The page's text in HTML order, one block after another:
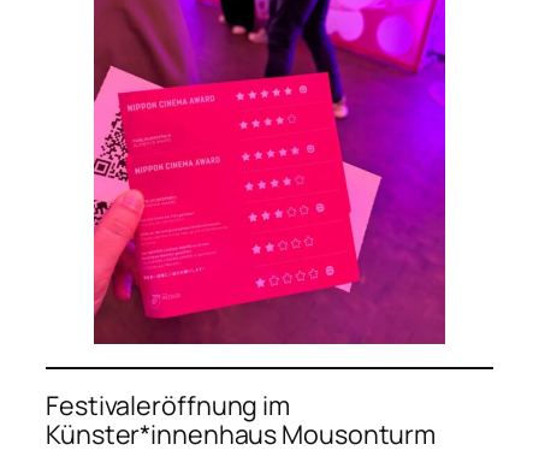
Festivaleröffnung im
Künster*innenhaus Mousonturm